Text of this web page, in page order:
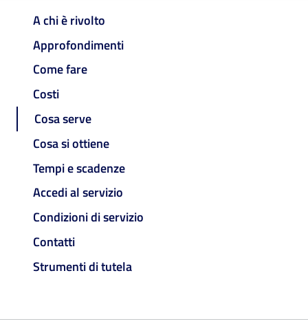
A chi è rivolto
Approfondimenti
Come fare
Costi
Cosa serve
Cosa si ottiene
Tempi e scadenze
Accedi al servizio
Condizioni di servizio
Contatti
Strumenti di tutela